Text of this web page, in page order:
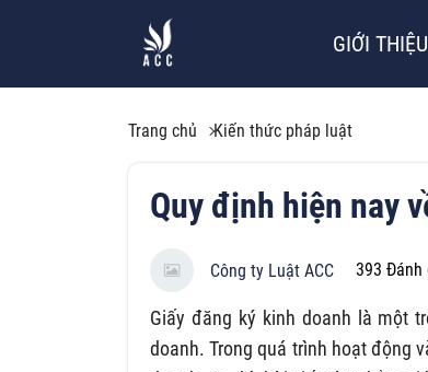
GIỚI THIỆU
Trang chủ Kiến thức pháp luật
Quy định hiện nay
Công ty Luật ACC 393 Đánh
Giấy đăng ký kinh doanh là một
doanh. Trong quá trình hoạt động